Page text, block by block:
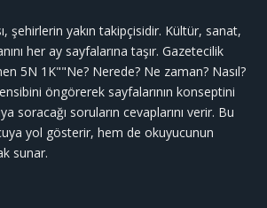
şehirlerin yakın takipçisidir. Kültür, sanat,
her ay sayfalarına taşır. Gazetecilik
5N 1K""Ne? Nerede? Ne zaman? Nasıl?
öngörerek sayfalarının konseptini
soracağı soruların cevaplarını verir. Bu
yol gösterir, hem de okuyucunun
sunar.